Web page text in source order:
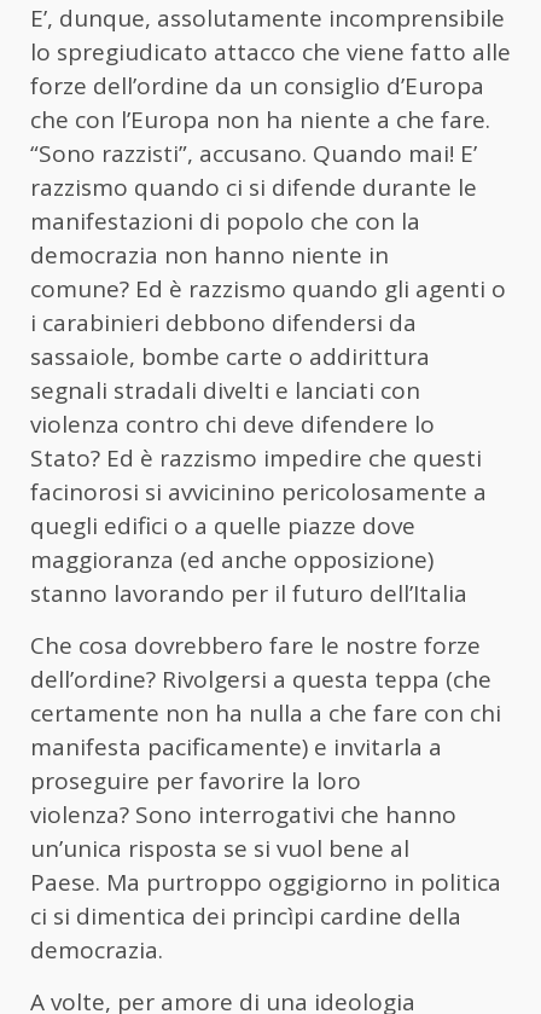
E’, dunque, assolutamente incomprensibile
lo spregiudicato attacco che viene fatto alle
forze dell’ordine da un consiglio d’Europa
che con l’Europa non ha niente a che fare.
“Sono razzisti”, accusano. Quando mai! E’
razzismo quando ci si difende durante le
manifestazioni di popolo che con la
democrazia non hanno niente in
comune? Ed è razzismo quando gli agenti o
i carabinieri debbono difendersi da
sassaiole, bombe carte o addirittura
segnali stradali divelti e lanciati con
violenza contro chi deve difendere lo
Stato? Ed è razzismo impedire che questi
facinorosi si avvicinino pericolosamente a
quegli edifici o a quelle piazze dove
maggioranza (ed anche opposizione)
stanno lavorando per il futuro dell’Italia
Che cosa dovrebbero fare le nostre forze
dell’ordine? Rivolgersi a questa teppa (che
certamente non ha nulla a che fare con chi
manifesta pacificamente) e invitarla a
proseguire per favorire la loro
violenza? Sono interrogativi che hanno
un’unica risposta se si vuol bene al
Paese. Ma purtroppo oggigiorno in politica
ci si dimentica dei princìpi cardine della
democrazia.
A volte, per amore di una ideologia